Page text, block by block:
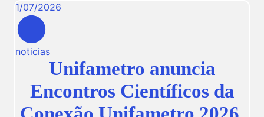
1/07/2026
noticias
Unifametro anuncia
Encontros Científicos da